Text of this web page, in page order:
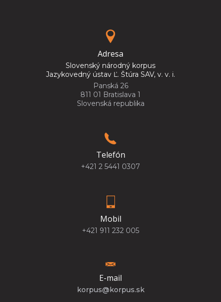
Adresa
Slovenský národný korpus
Jazykovedný ústav Ľ. Štúra SAV, v. v. i.
Panská 26
811 01 Bratislava 1
Slovenská republika
Telefón
+421 2 5441 0307
Mobil
+421 911 232 005
E-mail
korpus@korpus.sk